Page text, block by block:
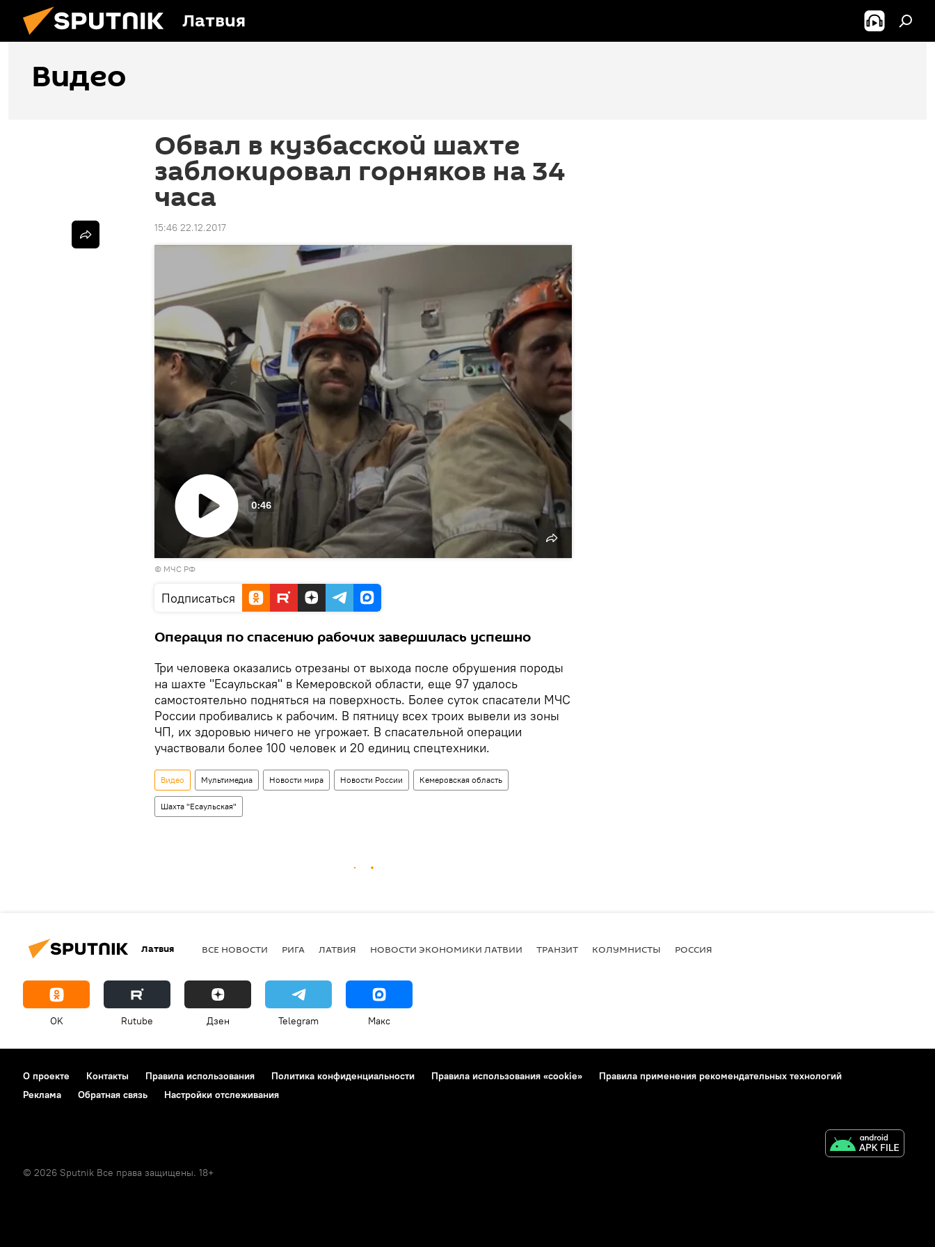
Латвия
Видео
Обвал в кузбасской шахте
заблокировал горняков на 34
часа
15:46 22.12.2017
Воспроизвести
0:46
© МЧС РФ
Подписаться
Операция по спасению рабочих завершилась успешно
Три человека оказались отрезаны от выхода после обрушения породы
на шахте "Есаульская" в Кемеровской области, еще 97 удалось
самостоятельно подняться на поверхность. Более суток спасатели МЧС
России пробивались к рабочим. В пятницу всех троих вывели из зоны
ЧП, их здоровью ничего не угрожает. В спасательной операции
участвовали более 100 человек и 20 единиц спецтехники.
Видео Мультимедиа Новости мира Новости России Кемеровская область
Шахта "Есаульская"
Латвия ВСЕ НОВОСТИ РИГА ЛАТВИЯ НОВОСТИ ЭКОНОМИКИ ЛАТВИИ ТРАНЗИТ КОЛУМНИСТЫ РОССИЯ
OK Rutube Дзен Telegram Макс
О проекте Контакты Правила использования Политика конфиденциальности Правила использования «cookie»
Правила применения рекомендательных технологий
Реклама
Обратная связь Настройки отслеживания
© 2026 Sputnik Все права защищены. 18+